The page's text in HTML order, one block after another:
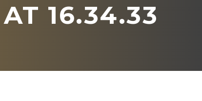
16.34.33